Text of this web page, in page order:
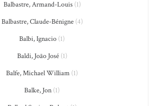
Balbastre, Armand-Louis(1)
Balbastre, Claude-Bénigne(4)
Balbi, Ignacio (1)
Baldi, João José(1)
Balfe, Michael William (1)
Balke, Jon (1)